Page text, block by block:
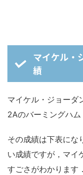
マイケル・
績
マイケル・ジョーダ
2Aのバーミングハム
その成績は下表にな
い成績ですが，マイ
すごさがわかります．